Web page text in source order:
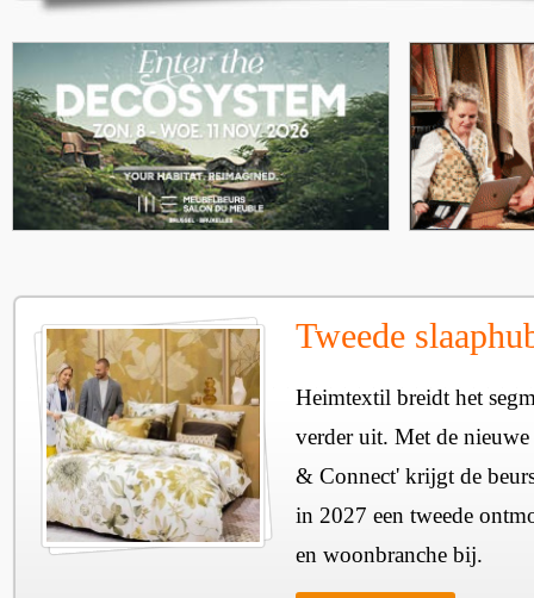
Tweede
Heimtextil breidt het
verder uit. Met de
& Connect' krijgt de
in 2027 een tweede
en woonbranche bij.